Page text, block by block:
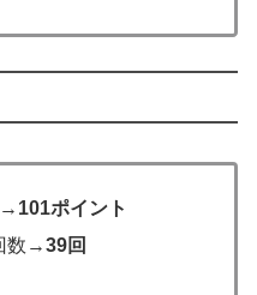
→ 101ポイント
数→39回